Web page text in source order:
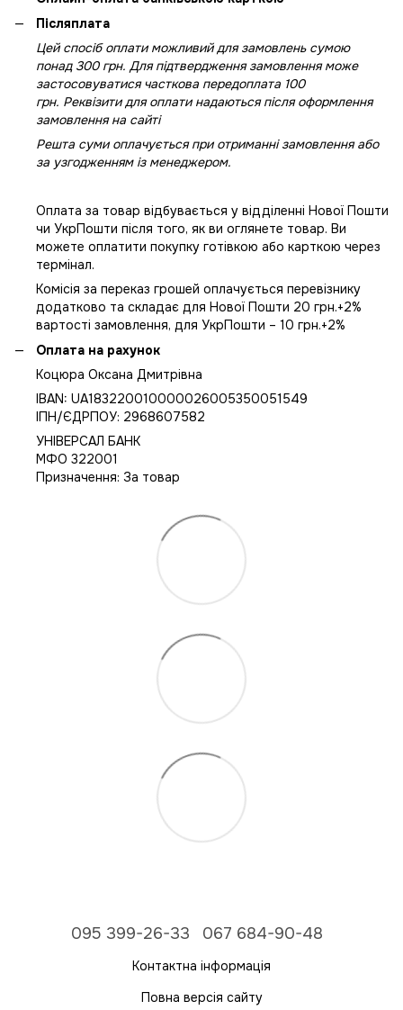
Післяплата
Цей спосіб оплати можливий для замовлень сумою
понад 300 грн. Для підтвердження замовлення може
застосовуватися часткова передоплата 100
грн. Реквізити для оплати надаються після оформлення
замовлення на сайті
Решта суми оплачується при отриманні замовлення або
за узгодженням із менеджером.
Оплата за товар відбувається у відділенні Нової Пошти
чи УкрПошти після того, як ви оглянете товар. Ви
можете оплатити покупку готівкою або карткою через
термінал.
Комісія за переказ грошей оплачується перевізнику
додатково та складає для Нової Пошти 20 грн.+2%
вартості замовлення, для УкрПошти – 10 грн.+2%
Оплата на рахунок
Коцюра Оксана Дмитрівна
IBAN: UA183220010000026005350051549
IПН/ЄДРПОУ: 2968607582
УНІВЕРСАЛ БАНК
МФО 322001
Призначення: За товар
095 399-26-33 067 684-90-48
Контактна інформація
Повна версія сайту